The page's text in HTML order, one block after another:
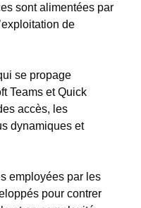
sont alimentées par
de
se propage
Teams et Quick
accès, les
dynamiques et
employées par les
pour contrer